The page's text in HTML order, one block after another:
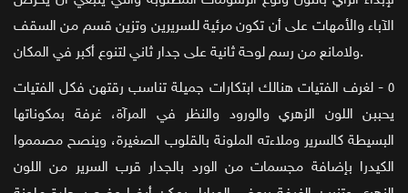
الآباء والأمهات على أن تكون مرئية للسريرين وتزين قسم من السقف
ولامانع من رسم لوحة ثانية على جدار ثاني لتنوع أكبر في المكان.
٥ - لغرف الفتيات هنالك ابتكارات جميلة تناسب رقتهن فكل الفتيات
يحببن اللون الزهري والورود والنظر في المرآة، غرفة بمكوناتها
البسيطة كالسرير وملاءته الملونة بالقلوب الصغيرة، وينصح مصمموا
الكيدرا بإضافة مجسمات من الورد بالجدار قرب السرير من اللون